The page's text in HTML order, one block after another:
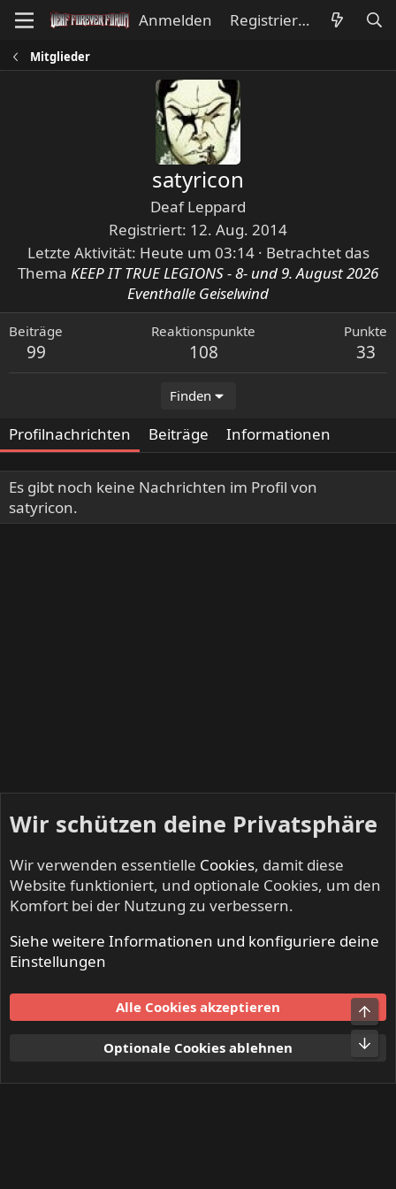
Anmelden Registrieren
Mitglieder
satyricon
Deaf Leppard
Registriert 12. Aug. 2014
Letzte Aktivität Heute um 03:14 · Betrachtet das
Thema KEEP IT TRUE LEGIONS - 8- und 9. August 2026
Eventhalle Geiselwind
Beiträge
99
Reaktionspunkte
108
Punkte
33
Finden
Profilnachrichten Beiträge Informationen
Es gibt noch keine Nachrichten im Profil von
satyricon.
Mitglieder
Nutzungsbedingungen
Datenschutz
S
Wir schützen deine Privatsphäre
Wir verwenden essentielle Cookies, damit diese
Website funktioniert, und optionale Cookies, um den
Komfort bei der Nutzung zu verbessern.
Siehe weitere Informationen und konfiguriere deine
Einstellungen
Alle Cookies akzeptieren
Optionale Cookies ablehnen